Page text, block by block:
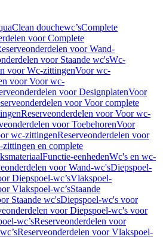
douchewc’sComplete
voor Complete
voor Wand-
voor Staande wc'sWc-
voor Wc-zittingenVoor wc-
voor Voor wc-
voor DesignplatenVoor
voor Voor complete
Reserveonderdelen voor Voor wc-
voor ToebehorenVoor
wc-zittingenReserveonderdelen voor
en complete
Functie-eenhedenWc's en wc-
voor Wand-wc'sDiepspoel-
Diepspoel-wc’sVlakspoel-
Vlakspoel-wc’sStaande
Staande wc'sDiepspoel-wc's voor
voor Diepspoel-wc's voor
wc’sReserveonderdelen voor
Reserveonderdelen voor Vlakspoel-